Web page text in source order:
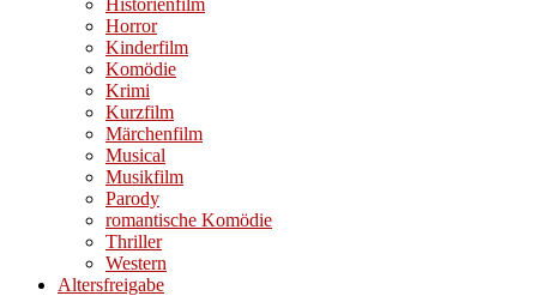
Historienfilm
Horror
Kinderfilm
Komödie
Krimi
Kurzfilm
Märchenfilm
Musical
Musikfilm
Parody
romantische Komödie
Thriller
Western
Altersfreigabe